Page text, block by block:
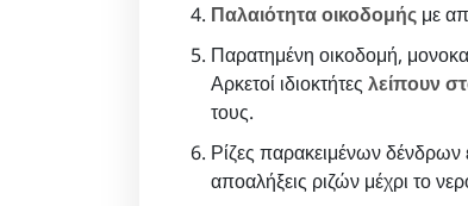
Παλαιότητα οικοδομής με
Παρατημένη οικοδομή,
Αρκετοί ιδιοκτήτες λείπουν
τους.
Ρίζες παρακειμένων δένδρων
αποαλήξεις ριζών μέχρι το